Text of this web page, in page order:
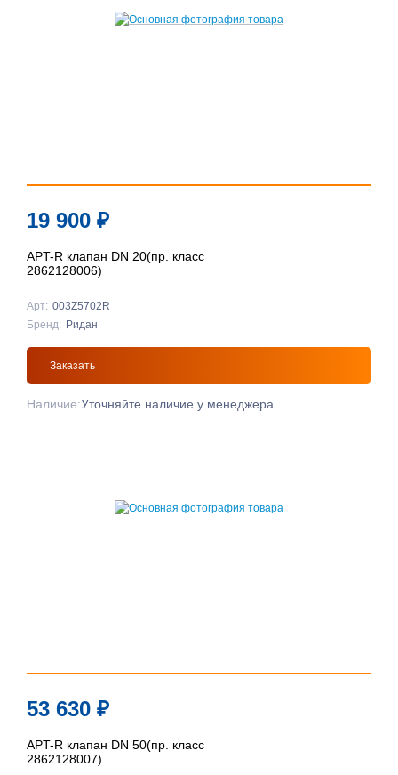
19 900 ₽
APT-R клапан DN 20(пр. класс
2862128006)
Арт: 003Z5702R
Бренд: Ридан
Заказать
Наличие:Уточняйте наличие у менеджера
53 630 ₽
APT-R клапан DN 50(пр. класс
2862128007)